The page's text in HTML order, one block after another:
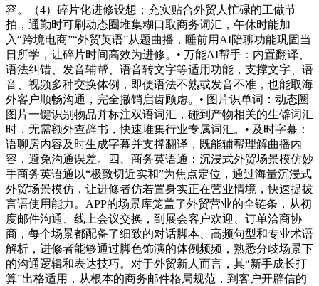
容。（4）碎片化进修设想：充实贴合外贸人忙碌的工做节
拍，通勤时可刷动态圈堆集糊口取商务词汇，午休时能加
入“跨境电商”“外贸英语”从题曲播，睡前用AI陪聊功能巩固当
日所学，让碎片时间高效为进修。• 万能AI帮手：内置翻译、
语法纠错、发音辅帮、语音转文字等适用功能，支撑文字、语
音、视频多种交换体例，即便语法不熟或发音不准，也能取海
外客户顺畅沟通，完全撤销启齿顾虑。• 图片识单词：动态圈
图片一键识别物品并标注双语词汇，碰到产物相关的生僻词汇
时，无需额外查辞书，快速堆集行业专属词汇。• 及时字幕：
语聊房内容及时生成字幕并支撑翻译，既能辅帮理解曲播内
容，避免沟通误差。四、商务英语通：沉浸式外贸场景模仿妙
手商务英语通以“极致切近实和”为焦点定位，通过海量沉浸式
外贸场景模仿，让进修者仿若置身实正在营业情境，快速提拔
言语使用能力。APP的场景库笼盖了外贸营业的全链条，从初
度邮件沟通、线上会议交换，到展会客户欢迎、订单洽商协
商，每个场景都配备了细致的对话脚本、高频句型和专业术语
解析，进修者能够通过脚色饰演的体例频频，熟悉分歧场景下
的沟通逻辑和表达技巧。对于外贸新人而言，其“新手成长打
算”出格适用，从根本的商务邮件格局规范，到客户开辟信的